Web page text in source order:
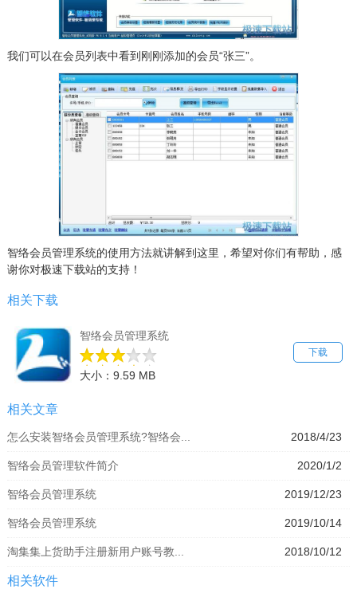
我们可以在会员列表中看到刚刚添加的会员“张三”。
智络会员管理系统的使用方法就讲解到这里，希望对你们有帮助，感
谢你对极速下载站的支持！
相关下载
下载
智络会员管理系统
大小：9.59 MB
相关文章
2018/4/23
怎么安装智络会员管理系统?智络会...
2020/1/2
智络会员管理软件简介
2019/12/23
智络会员管理系统
2019/10/14
智络会员管理系统
2018/10/12
淘集集上货助手注册新用户账号教...
相关软件